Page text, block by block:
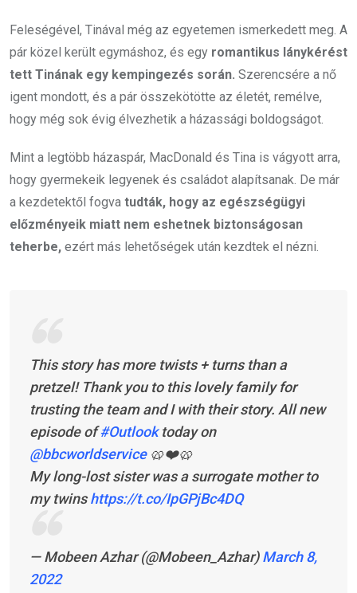
Feleségével, Tinával még az egyetemen ismerkedett meg. A
pár közel került egymáshoz, és egy romantikus lánykérést
tett Tinának egy kempingezés során. Szerencsére a nő
igent mondott, és a pár összekötötte az életét, remélve,
hogy még sok évig élvezhetik a házassági boldogságot.
Mint a legtöbb házaspár, MacDonald és Tina is vágyott arra,
hogy gyermekeik legyenek és családot alapítsanak. De már
a kezdetektől fogva tudták, hogy az egészségügyi
előzményeik miatt nem eshetnek biztonságosan
teherbe, ezért más lehetőségek után kezdtek el nézni.
This story has more twists + turns than a
pretzel! Thank you to this lovely family for
trusting the team and I with their story. All new
episode of#Outlooktoday on
@bbcworldservice⁩ 🥨❤️🥨
My long-lost sister was a surrogate mother to
my twinshttps://t.co/IpGPjBc4DQ
— Mobeen Azhar (@Mobeen_Azhar)March 8,
2022